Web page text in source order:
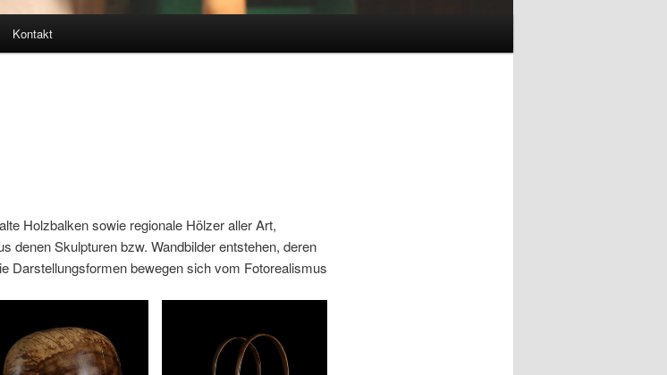
Kontakt
Holzbalken sowie regionale Hölzer aller Art,
denen Skulpturen bzw. Wandbilder entstehen, deren
Darstellungsformen bewegen sich vom Fotorealismus